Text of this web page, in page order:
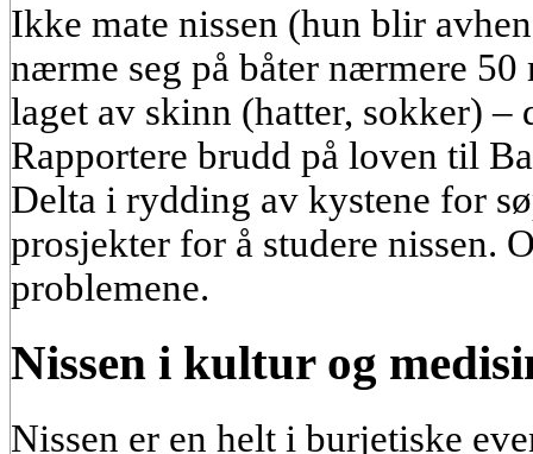
Ikke mate nissen (hun blir
nærme seg på båter nærmere
laget av skinn (hatter, sokker)
Rapportere brudd på loven til
Delta i rydding av kystene for
prosjekter for å studere nissen.
problemene.
Nissen i kultur og
Nissen er en helt i burjetiske